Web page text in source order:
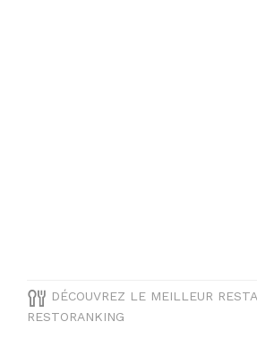
DÉCOUVREZ LE MEILLEUR
RESTORANKING